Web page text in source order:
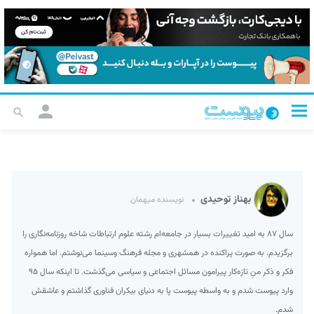
بهناز توحیدی نویسنده میهمان
سال ۸۷ به امید تغییرات بسیار در جامعه‌ام رشته علوم ارتباطات شاخه روزنامه‌نگاری را
برگزیدم. به صورت پراکنده در همشهری و مجله فرهنگ وسینما می‌نوشتم. اما همواره
فکر و ذکر منِ تازه‌کار پیرامون مسائل اجتماعی و سیاسی می‌گذشت. تا اینکه سال ۹۵
وارد پیوست شدم و به واسطه پیوست پا به دنیای بیکران فناوری گذاشتم و عاشقش
شدم.